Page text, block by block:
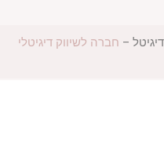
– חברה לשיווק דיגיטלי